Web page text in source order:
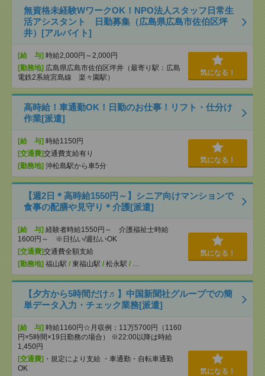
無資格未経験WワークOK！NPO法人スタッフ日常生
活アシスタント 日勤募集（広島県広島市佐伯区坪
井）[アルバイト]
[給 与] 時給2,000円～2,000円
[勤務地] 広島県広島市佐伯区坪井（最寄り駅：広島
電鉄2系統宮島線 楽々園駅）
気になる！
高時給！車通勤OK！日勤のお仕事！リフト・仕分け
作業[派遣]
[給 与] 時給1150円
[交通費]交通費支給有り
[勤務地] 沖松島駅から車5分
気になる！
【週2日＊高時給1550円～】シニア向けマンションで
食事の配膳や見守り＊介護[派遣]
[給 与] 経験者時給1550円～ 介護福祉士時給
1600円～ ※日払い/週払いOK
[交通費]交通費全額支給
[勤務地] 福山駅 / 東福山駅 / 松永駅 / …
気になる！
【夕方から5時間だけ♬】中国新聞社グループでの簡
単データ入力・チェック業務[派遣]
[給 与] 時給1160円☆月収例：11万5700円（1160
円×5時間×19日勤務の場合） ※22:00以降は時給
1,450円
[交通費] ・規定により支給 ・車通勤・自転車通勤
OK
気になる！